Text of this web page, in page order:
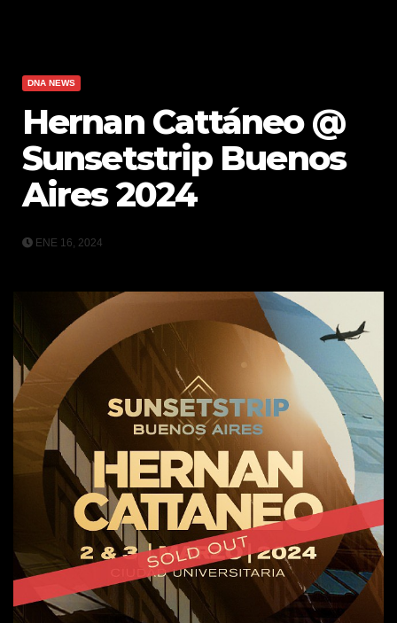
DNA NEWS
Hernan Cattáneo @
Sunsetstrip Buenos
Aires 2024
ENE 16, 2024